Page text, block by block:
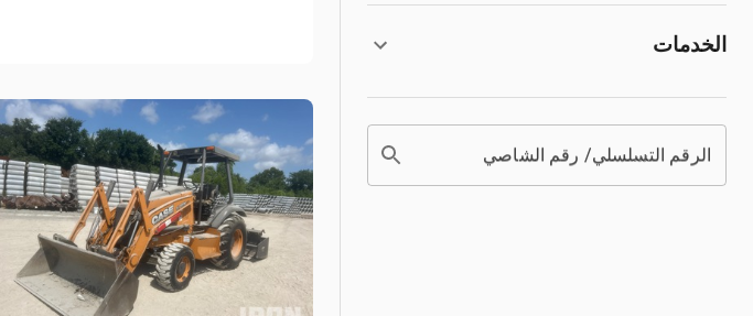
الخدمات
الرقم التسلسلي/ رقم الشاصي